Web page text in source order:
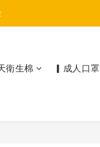
衛生棉 ▎成人口罩